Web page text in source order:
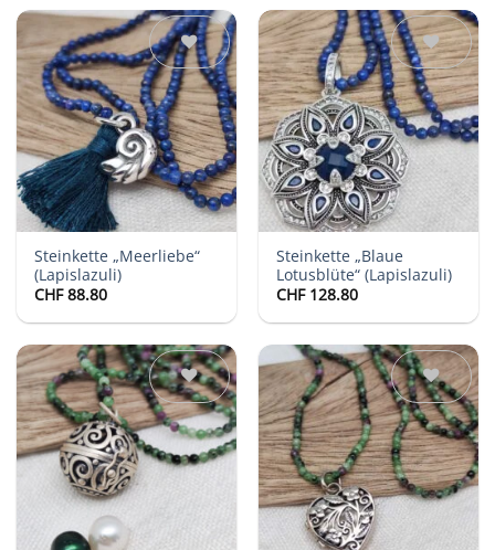
Auf die
Wunschliste
Steinkette „Meerliebe“
(Lapislazuli)
CHF88.80
Auf die
Wunschliste
Steinkette „Blaue
Lotusblüte“ (Lapislazuli)
CHF128.80
Auf die
Wunschliste
Auf die
Wunschliste